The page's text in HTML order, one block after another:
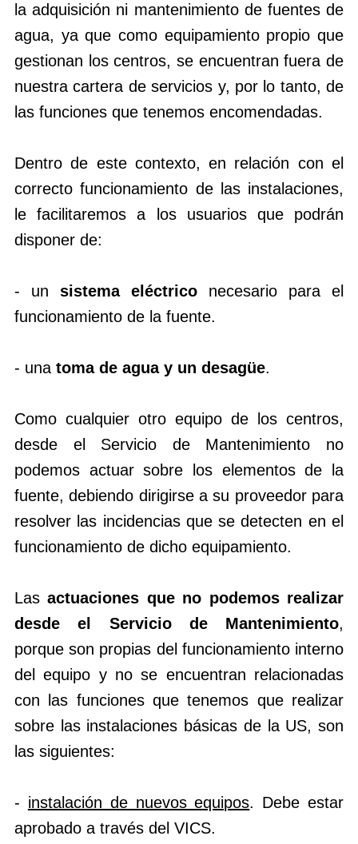
la adquisición ni mantenimiento de fuentes de
agua, ya que como equipamiento propio que
gestionan los centros, se encuentran fuera de
nuestra cartera de servicios y, por lo tanto, de
las funciones que tenemos encomendadas.
Dentro de este contexto, en relación con el
correcto funcionamiento de las instalaciones,
le facilitaremos a los usuarios que podrán
disponer de:
- un sistema eléctrico necesario para el
funcionamiento de la fuente.
- una toma de agua y un desagüe.
Como cualquier otro equipo de los centros,
desde el Servicio de Mantenimiento no
podemos actuar sobre los elementos de la
fuente, debiendo dirigirse a su proveedor para
resolver las incidencias que se detecten en el
funcionamiento de dicho equipamiento.
Lasactuaciones que no podemos realizar
desde el Servicio de Mantenimiento,
porque son propias del funcionamiento interno
del equipo y no se encuentran relacionadas
con las funciones que tenemos que realizar
sobre las instalaciones básicas de la US, son
las siguientes:
- instalación de nuevos equipos. Debe estar
aprobado a través del VICS.